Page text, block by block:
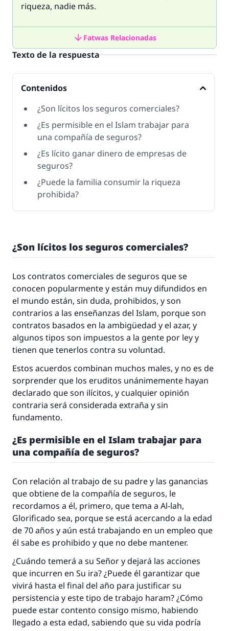
riqueza, nadie más.
Fatwas Relacionadas
Texto de la respuesta
Contenidos
¿Son lícitos los seguros comerciales?
¿Es permisible en el Islam trabajar para
una compañía de seguros?
¿Es lícito ganar dinero de empresas de
seguros?
¿Puede la familia consumir la riqueza
prohibida?
¿Son lícitos los seguros comerciales?
Los contratos comerciales de seguros que se
conocen popularmente y están muy difundidos en
el mundo están, sin duda, prohibidos, y son
contrarios a las enseñanzas del Islam, porque son
contratos basados en la ambigüedad y el azar, y
algunos tipos son impuestos a la gente por ley y
tienen que tenerlos contra su voluntad.
Estos acuerdos combinan muchos males, y no es de
sorprender que los eruditos unánimemente hayan
declarado que son ilícitos, y cualquier opinión
contraria será considerada extraña y sin
fundamento.
¿Es permisible en el Islam trabajar para
una compañía de seguros?
Con relación al trabajo de su padre y las ganancias
que obtiene de la compañía de seguros, le
recordamos a él, primero, que tema a Al-lah,
Glorificado sea, porque se está acercando a la edad
de 70 años y aún está trabajando en un empleo que
él sabe es prohibido y que no debe mantener.
¿Cuándo temerá a su Señor y dejará las acciones
que incurren en Su ira? ¿Puede él garantizar que
vivirá hasta el final del año para justificar su
persistencia y este tipo de trabajo haram? ¿Cómo
puede estar contento consigo mismo, habiendo
llegado a esta edad, sabiendo que su vida podría